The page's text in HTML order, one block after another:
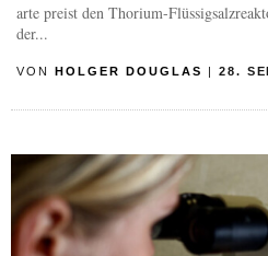
arte preist den Thorium-
der...
VON HOLGER DOUGLAS | 28.